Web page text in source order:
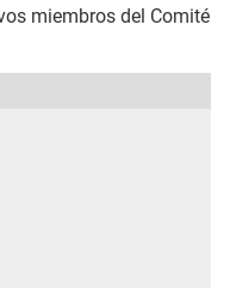
miembros del Comité